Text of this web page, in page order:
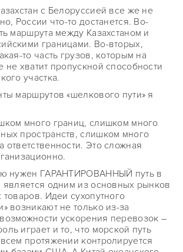
с Белоруссией все же не
России что-то достанется. Во-
маршрута между Казахстаном и
границами. Во-вторых,
то часть грузов, которым на
не хватит пропускной способности
участка.
маршрутов «шелкового пути» я
много границ, слишком много
пространств, слишком много
ответственности. Это сложная
нужен ГАРАНТИРОВАННЫЙ путь в
является одним из основных рынков
товаров. Идеи сухопутного
возникают не только из-за
ускорения перевозок –
играет и то, что морской путь
протяжении контролируется